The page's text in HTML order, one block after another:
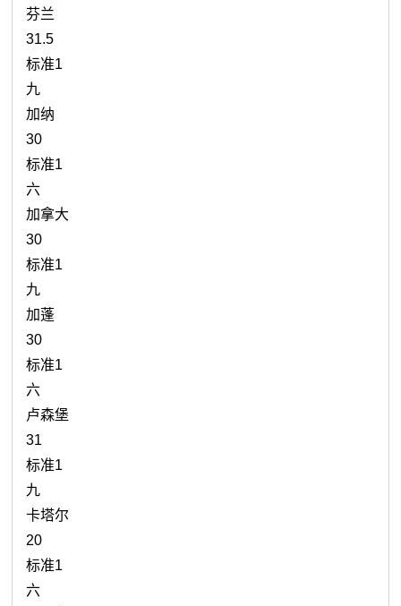
芬兰
31.5
标准1
九
加纳
30
标准1
六
加拿大
30
标准1
九
加蓬
30
标准1
六
卢森堡
31
标准1
九
卡塔尔
20
标准1
六